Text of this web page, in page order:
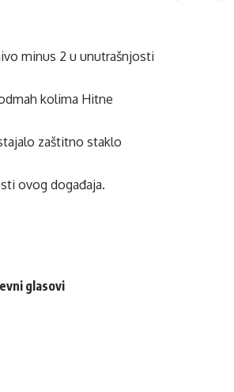
minus 2 u unutrašnjosti
kolima Hitne
zaštitno staklo
ovog događaja.
glasovi